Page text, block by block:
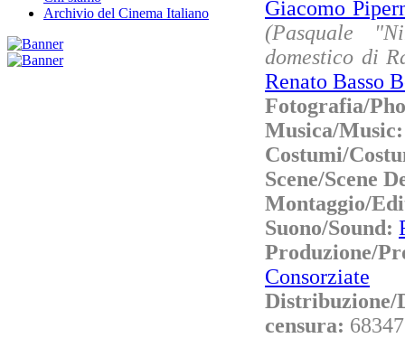
Archivio del Cinema Italiano
Giacomo
(Pasquale
domestico di
Renato Basso
Fotografia/
Musica/
Costumi/
Scene/Scene
Montaggio/
Suono/Sound:
Produzione/
Consorziate
censura: